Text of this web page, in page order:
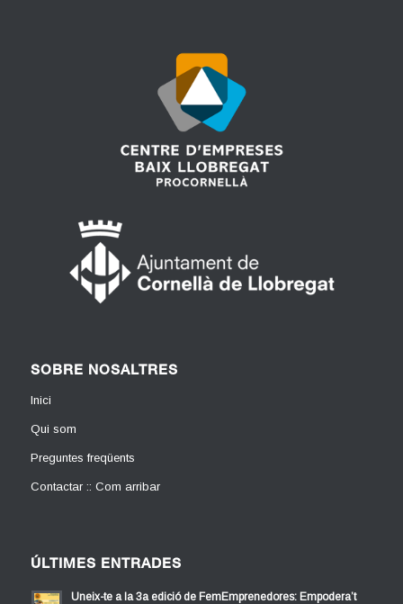
SOBRE NOSALTRES
Inici
Qui som
Preguntes freqüents
Contactar :: Com arribar
ÚLTIMES ENTRADES
Uneix-te a la 3a edició de FemEmprenedores: Empodera’t